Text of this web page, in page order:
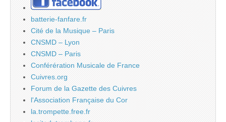
batterie-fanfare.fr
Cité de la Musique – Paris
CNSMD – Lyon
CNSMD – Paris
Conférération Musicale de France
Cuivres.org
Forum de la Gazette des Cuivres
l'Association Française du Cor
la.trompette.free.fr